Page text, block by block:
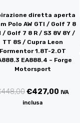
diretta aperta
Polo AW GTI / Golf 7 8
/ Golf 7 8 R / S3 8V 8Y /
TT 8S / Cupra Leon
Formentor 1.8T-2.0T
EA888.4 – Forge
Motorsport
448,00€427,00 IVA
inclusa